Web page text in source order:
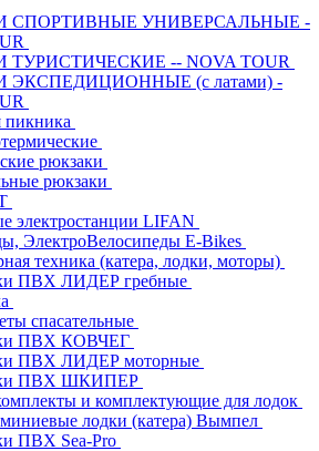
СПОРТИВНЫЕ УНИВЕРСАЛЬНЫЕ -
-- NOVA TOUR
ЭКСПЕДИЦИОННЫЕ (с латами) -
пикника
рюкзаки
рюкзаки
электростанции LIFAN
ЭлектроВелосипеды E-Bikes
техника (катера, лодки, моторы)
ПВХ ЛИДЕР гребные
спасательные
ПВХ КОВЧЕГ
ПВХ ЛИДЕР моторные
ПВХ ШКИПЕР
и комплектующие для лодок
лодки (катера) Вымпел
ПВХ Sea-Pro